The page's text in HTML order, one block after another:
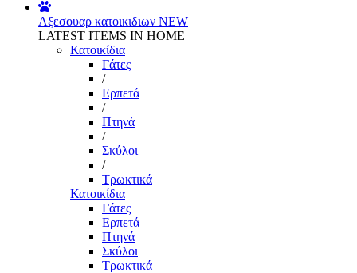
Αξεσουαρ κατοικιδιων NEW
LATEST ITEMS IN HOME
Κατοικίδια
Γάτες
/
Ερπετά
/
Πτηνά
/
Σκύλοι
/
Τρωκτικά
Κατοικίδια
Γάτες
Ερπετά
Πτηνά
Σκύλοι
Τρωκτικά